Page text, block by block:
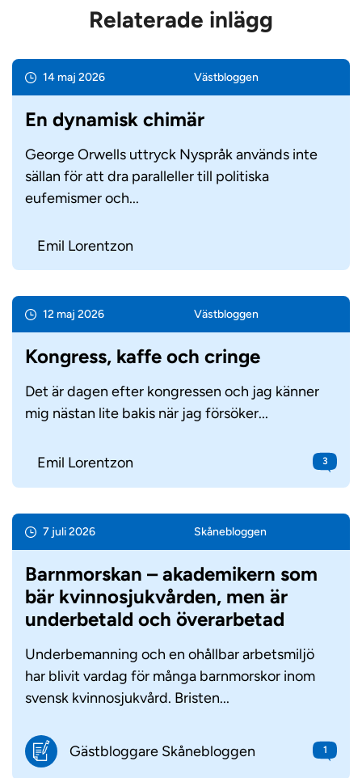
Relaterade inlägg
14 maj 2026 Väst­bloggen
En dynamisk chimär
George Orwells uttryck Nyspråk används inte
sällan för att dra paralleller till politiska
eufemismer och...
Emil Lorentzon
12 maj 2026 Väst­bloggen
Kongress, kaffe och cringe
Det är dagen efter kongressen och jag känner
mig nästan lite bakis när jag försöker...
Emil Lorentzon 3
7 juli 2026 Skåne­bloggen
Barnmorskan – akademikern som
bär kvinnosjukvården, men är
underbetald och överarbetad
Underbemanning och en ohållbar arbetsmiljö
har blivit vardag för många barnmorskor inom
svensk kvinnosjukvård. Bristen...
Gästbloggare Skånebloggen 1